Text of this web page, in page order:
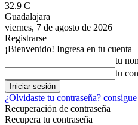
32.9 C
Guadalajara
viernes, 7 de agosto de 2026
Registrarse
¡Bienvenido! Ingresa en tu cuenta
tu
tu
¿Olvidaste tu contraseña?
Recuperación de contraseña
Recupera tu contraseña